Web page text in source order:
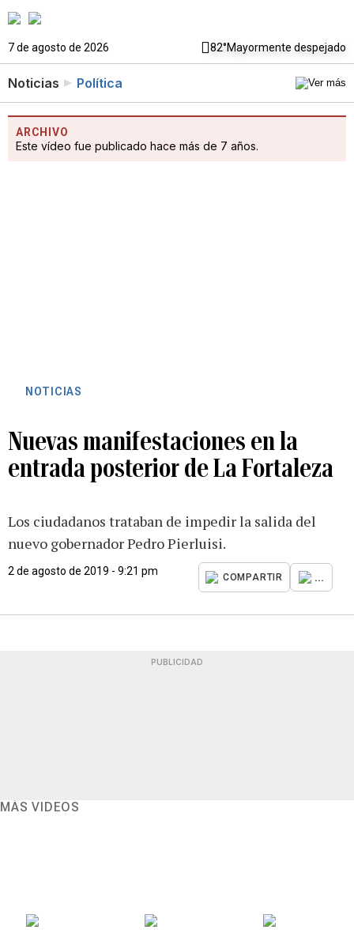
7 de agosto de 2026 82°Mayormente despejado
Noticias Política
ARCHIVO
Este vídeo fue publicado hace más de 7 años.
NOTICIAS
Nuevas manifestaciones en la
entrada posterior de La Fortaleza
Los ciudadanos trataban de impedir la salida del
nuevo gobernador Pedro Pierluisi.
2 de agosto de 2019 - 9:21 pm
COMPARTIR ...
PUBLICIDAD
MÁS VIDEOS